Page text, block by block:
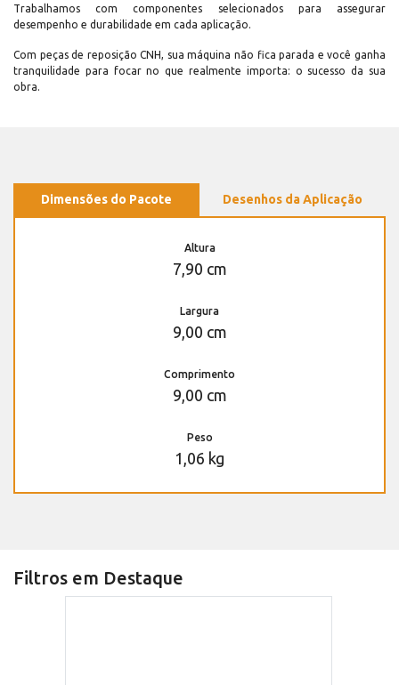
Trabalhamos com componentes selecionados para assegurar
desempenho e durabilidade em cada aplicação.
Com peças de reposição CNH, sua máquina não fica parada e você ganha
tranquilidade para focar no que realmente importa: o sucesso da sua
obra.
Dimensões do Pacote Desenhos da Aplicação
Altura
7,90 cm
Largura
9,00 cm
Comprimento
9,00 cm
Peso
1,06 kg
Filtros em Destaque